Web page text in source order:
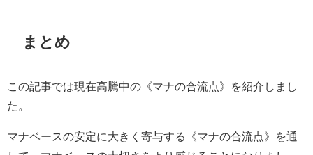
まとめ
この記事では現在高騰中の《マナの合流点》を紹介しまし
た。
マナベースの安定に大きく寄与する《マナの合流点》を通